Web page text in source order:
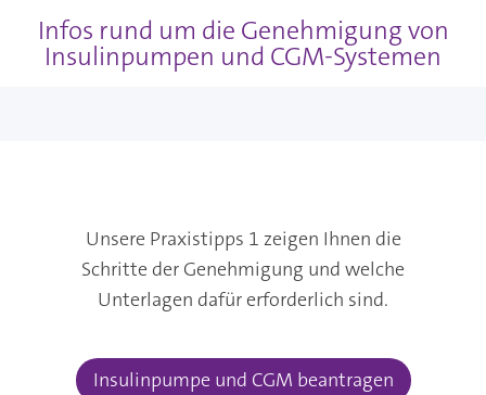
Infos rund um die Genehmigung von
Insulinpumpen und CGM-Systemen
Unsere Praxistipps 1 zeigen Ihnen die
Schritte der Genehmigung und welche
Unterlagen dafür erforderlich sind.
Insulinpumpe und CGM beantragen